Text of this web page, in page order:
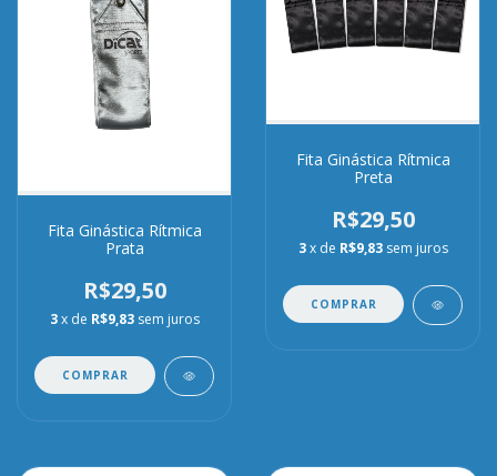
Fita Ginástica Rítmica
Prata
R$29,50
3 x de R$9,83 sem juros
COMPRAR
Fita Ginástica Rítmica
Preta
R$29,50
3 x de R$9,83 sem juros
COMPRAR